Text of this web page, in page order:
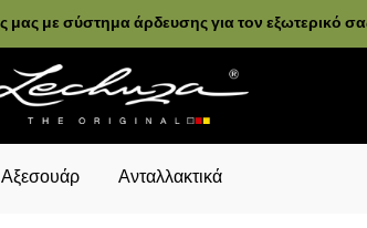
μας με σύστημα άρδευσης για τον εξωτερικό
Αξεσουάρ Ανταλλακτικά